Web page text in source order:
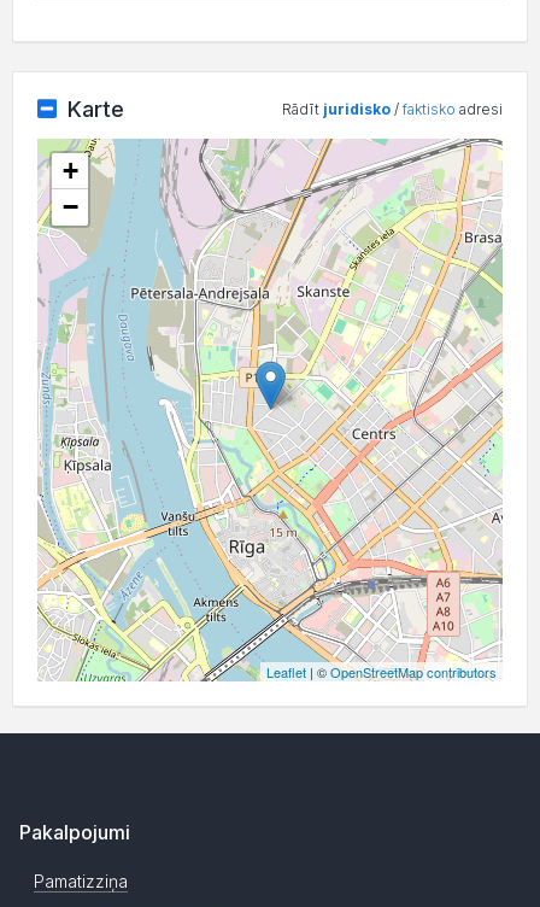
Karte Rādīt juridisko /faktisko adresi
+
−
Leaflet | ©OpenStreetMap contributors
Pakalpojumi
Pamatizziņa